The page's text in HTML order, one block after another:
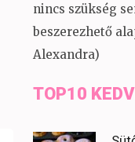
nincs szükség
beszerezhető
Alexandra)
TOP10